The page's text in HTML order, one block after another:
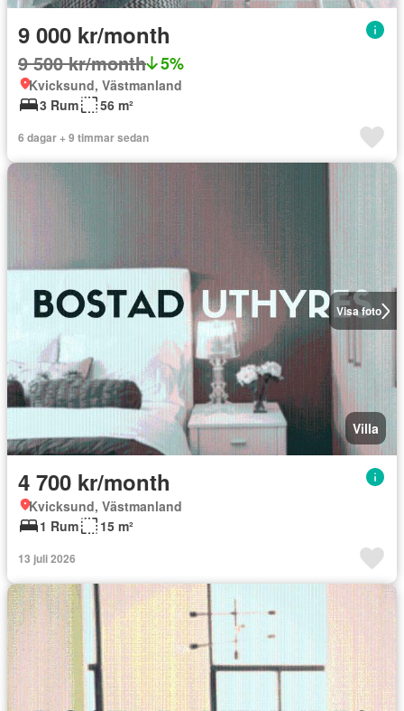
9 000 kr/month
9 500 kr/month 5%
Kvicksund, Västmanland
3 Rum
56 m²
6 dagar + 9 timmar sedan
Visa foto
Villa
4 700 kr/month
Kvicksund, Västmanland
1 Rum
15 m²
13 juli 2026